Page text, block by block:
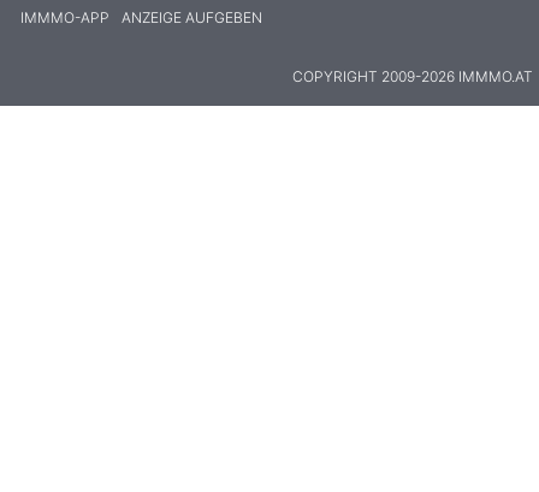
IMMMO-APP
ANZEIGE AUFGEBEN
COPYRIGHT 2009-2026 IMMMO.AT